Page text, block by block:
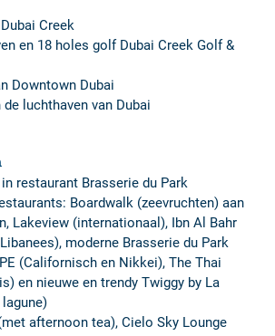
Creek
en 18 holes golf Dubai Creek Golf &
Downtown Dubai
luchthaven van Dubai
restaurant Brasserie du Park
Boardwalk (zeevruchten) aan
Lakeview (internationaal), Ibn Al Bahr
moderne Brasserie du Park
(Californisch en Nikkei), The Thai
en nieuwe en trendy Twiggy by La
afternoon tea), Cielo Sky Lounge